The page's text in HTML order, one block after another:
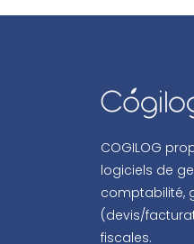
COGILOG
logiciels de
comptabilité,
(devis/
fiscales.